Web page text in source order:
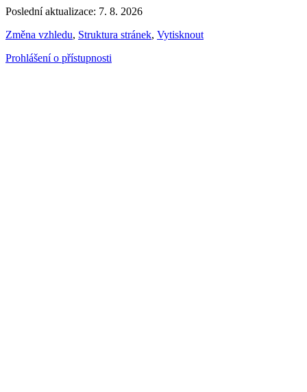
Poslední aktualizace: 7. 8. 2026
Změna vzhledu, Struktura stránek, Vytisknout
Prohlášení o přístupnosti